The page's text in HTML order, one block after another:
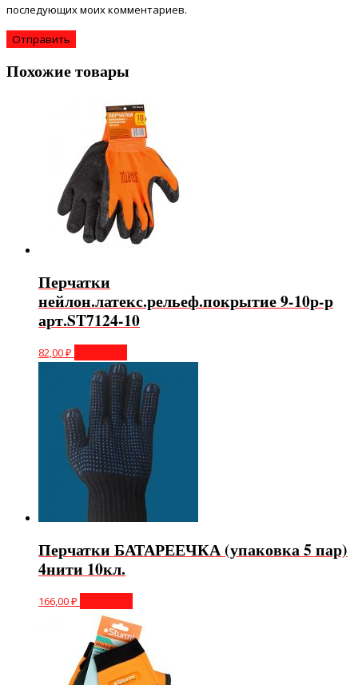
последующих моих комментариев.
Похожие товары
Перчатки
нейлон.латекс.рельеф.покрытие 9-10р-р
арт.ST7124-10
82,00₽
Перчатки БАТАРЕЕЧКА (упаковка 5 пар)
4нити 10кл.
166,00₽